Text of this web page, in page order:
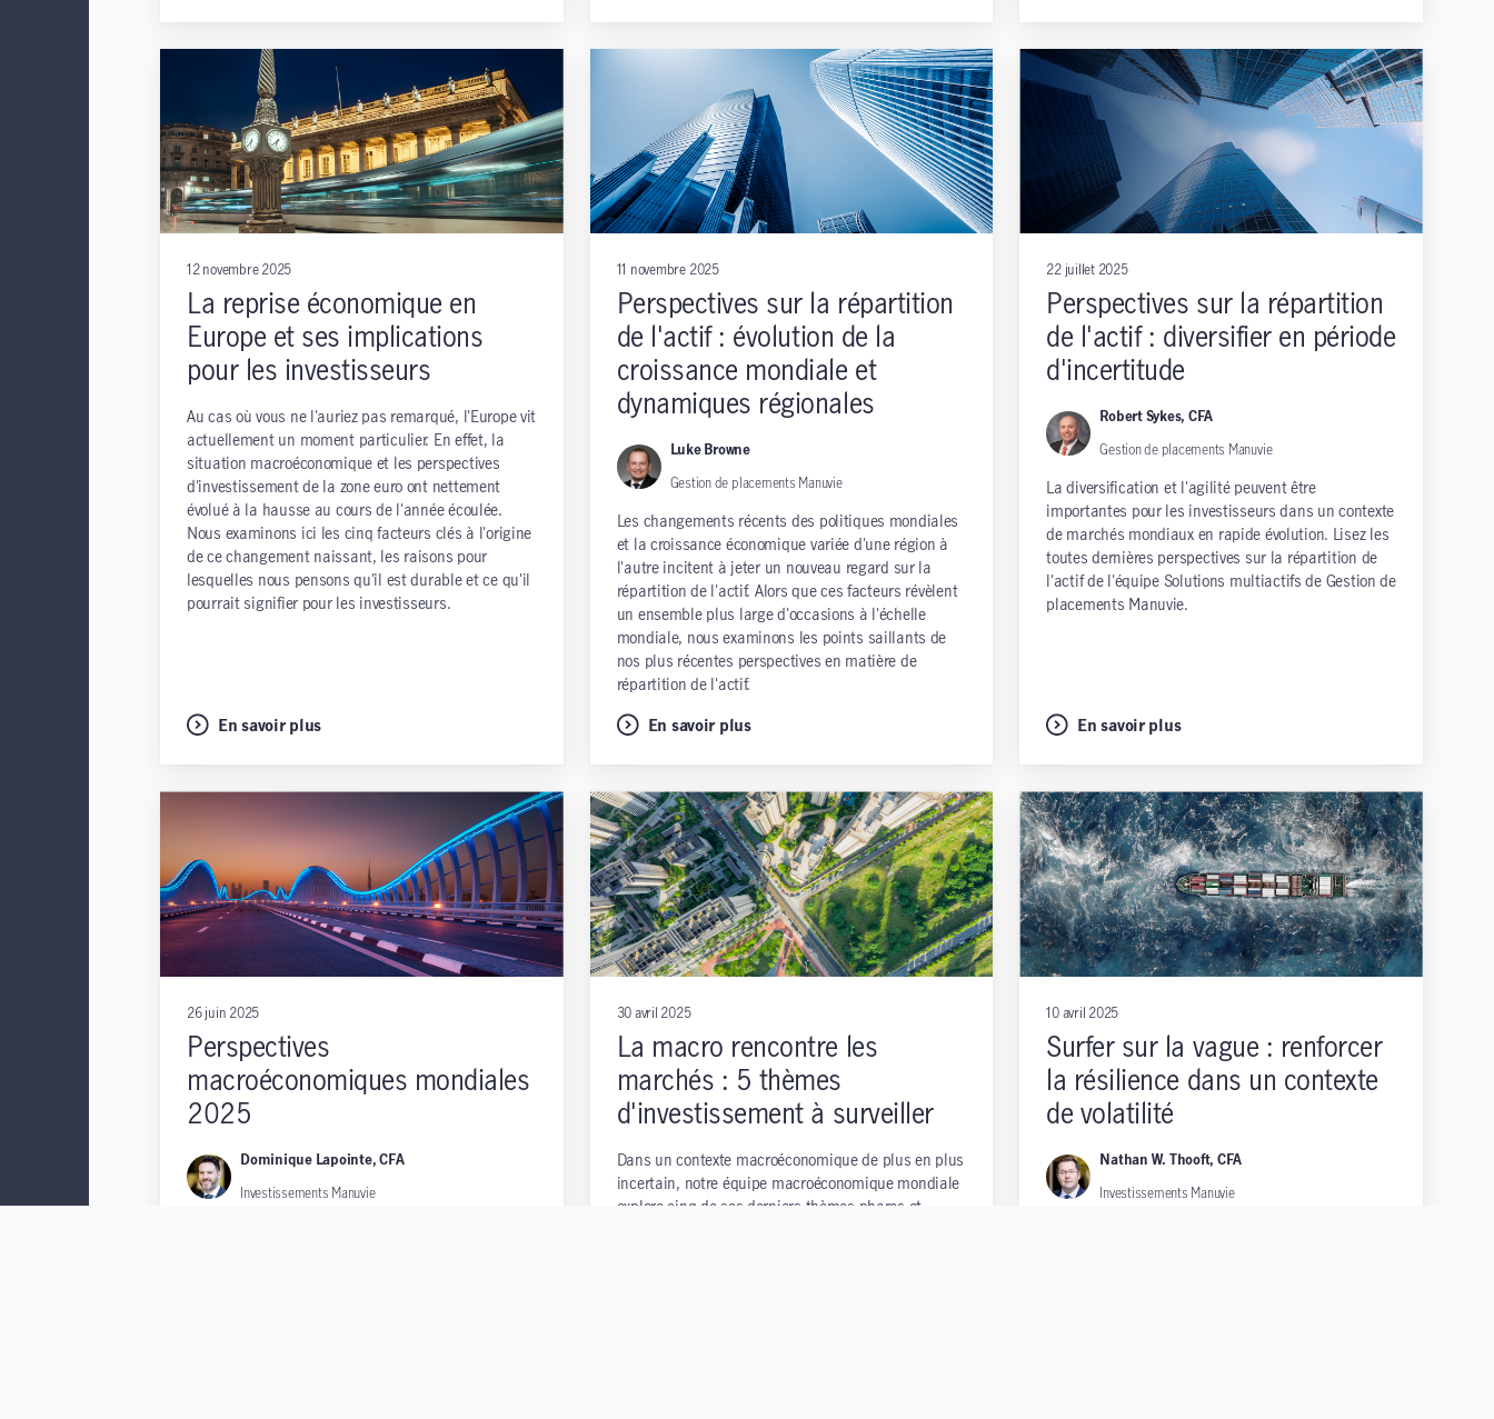
12 novembre 2025
La reprise économique en
Europe et ses implications
pour les investisseurs
Au cas où vous ne l'auriez pas remarqué, l'Europe vit
actuellement un moment particulier. En effet, la
situation macroéconomique et les perspectives
d'investissement de la zone euro ont nettement
évolué à la hausse au cours de l'année écoulée.
Nous examinons ici les cinq facteurs clés à l'origine
de ce changement naissant, les raisons pour
lesquelles nous pensons qu'il est durable et ce qu'il
pourrait signifier pour les investisseurs.
En savoir plus
11 novembre 2025
Perspectives sur la répartition
de l'actif : évolution de la
croissance mondiale et
dynamiques régionales
Luke Browne
Gestion de placements Manuvie
Les changements récents des politiques mondiales
et la croissance économique variée d'une région à
l'autre incitent à jeter un nouveau regard sur la
répartition de l'actif. Alors que ces facteurs révèlent
un ensemble plus large d'occasions à l'échelle
mondiale, nous examinons les points saillants de
nos plus récentes perspectives en matière de
répartition de l'actif.
En savoir plus
22 juillet 2025
Perspectives sur la répartition
de l'actif : diversifier en période
d'incertitude
Robert Sykes, CFA
Gestion de placements Manuvie
La diversification et l'agilité peuvent être
importantes pour les investisseurs dans un contexte
de marchés mondiaux en rapide évolution. Lisez les
toutes dernières perspectives sur la répartition de
l'actif de l'équipe Solutions multiactifs de Gestion de
placements Manuvie.
En savoir plus
26 juin 2025
Perspectives
macroéconomiques mondiales
2025
Dominique Lapointe, CFA
Investissements Manuvie
30 avril 2025
La macro rencontre les
marchés : 5 thèmes
d'investissement à surveiller
Dans un contexte macroéconomique de plus en plus
incertain, notre équipe macroéconomique mondiale
explore cinq de ses derniers thèmes phares et
10 avril 2025
Surfer sur la vague : renforcer
la résilience dans un contexte
de volatilité
Nathan W. Thooft, CFA
Investissements Manuvie